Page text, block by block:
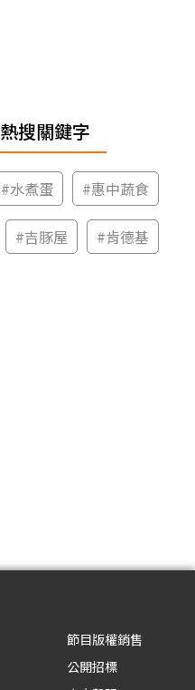
熱搜關鍵字
#水煮蛋 #惠中蔬食
#吉豚屋 #肯德基
節目版權銷售
公開招標